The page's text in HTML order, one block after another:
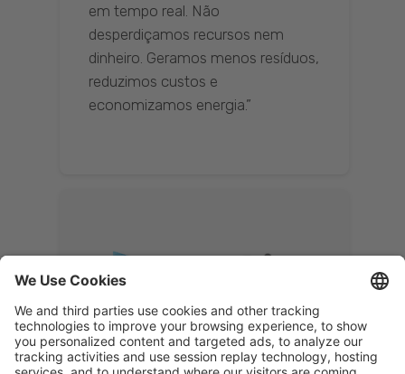
em tempo real. Não
desperdiçamos recursos nem
dinheiro. Geramos menos resíduos,
reduzimos custos e
economizamos energia.”